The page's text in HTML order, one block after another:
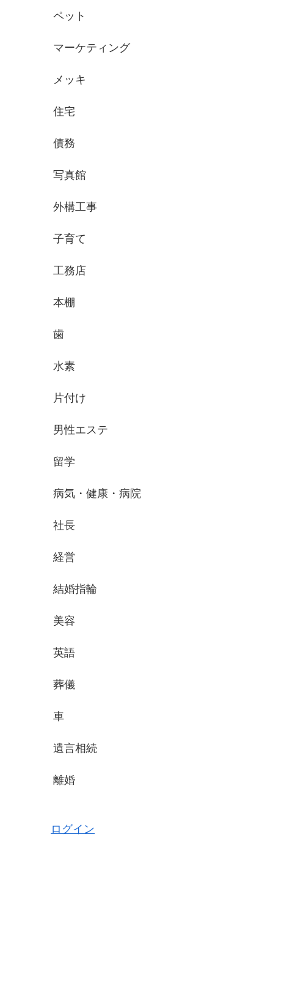
ペット
マーケティング
メッキ
住宅
債務
写真館
外構工事
子育て
工務店
本棚
歯
水素
片付け
男性エステ
留学
病気・健康・病院
社長
経営
結婚指輪
美容
英語
葬儀
車
遺言相続
離婚
ログイン